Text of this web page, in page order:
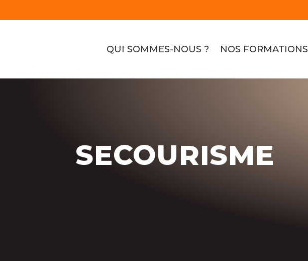
QUI SOMMES-NOUS ? NOS FORMATIONS
SECOURISME